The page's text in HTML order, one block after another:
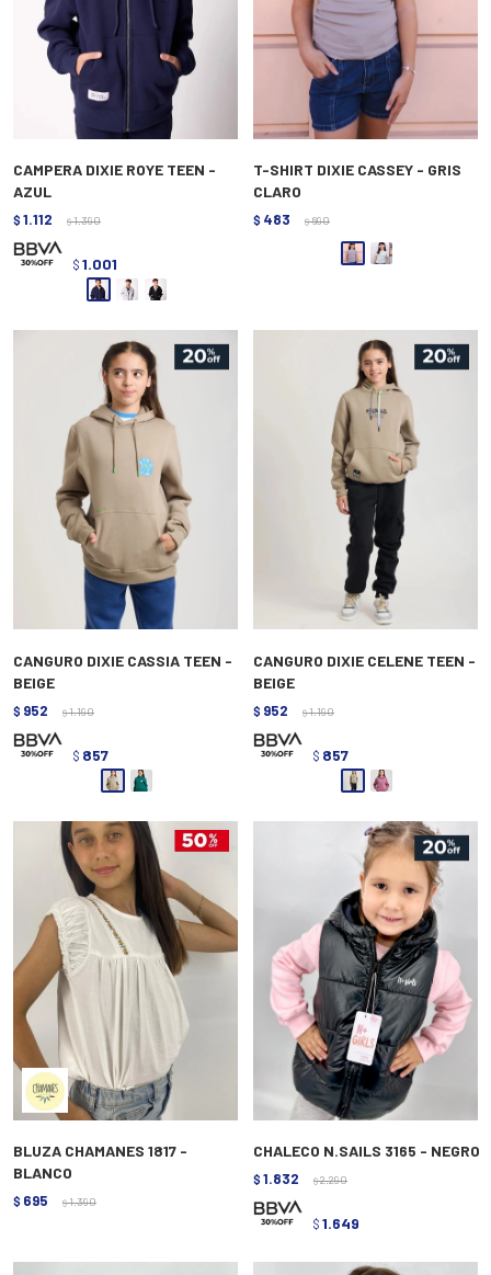
CAMPERA DIXIE ROYE TEEN -
AZUL
$ 1.112 $ 1.390
$ 1.001
T-SHIRT DIXIE CASSEY - GRIS
CLARO
$ 483 $ 690
CANGURO DIXIE CASSIA TEEN -
BEIGE
$ 952 $ 1.190
$ 857
CANGURO DIXIE CELENE TEEN -
BEIGE
$ 952 $ 1.190
$ 857
BLUZA CHAMANES 1817 -
BLANCO
$ 695 $ 1.390
CHALECO N.SAILS 3165 - NEGRO
$ 1.832 $ 2.290
$ 1.649